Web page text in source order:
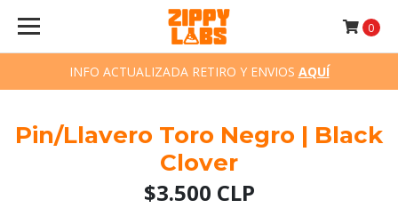
INFO ACTUALIZADA RETIRO Y ENVIOS AQUÍ
0
Pin/Llavero Toro Negro | Black
Clover
$3.500 CLP